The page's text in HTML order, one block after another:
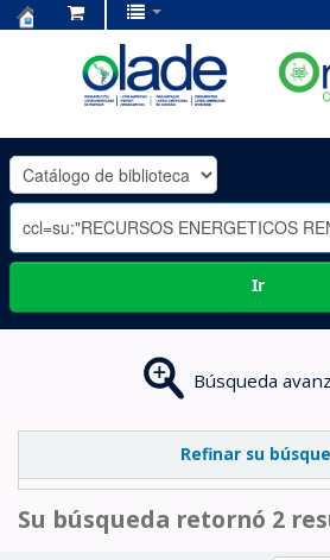
OLADE
-
Ir
Búsqueda
Refinar su
Su búsqueda retornó 2